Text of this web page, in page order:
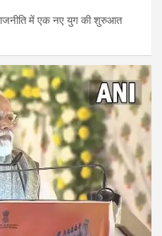
में एक नए युग की शुरुआत